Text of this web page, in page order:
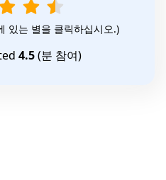
있는 별을 클릭하십시오.)
4.5(분 참여)